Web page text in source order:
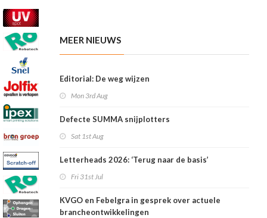
MEER NIEUWS
Editorial: De weg wijzen
Mon 3rd Aug
Defecte SUMMA snijplotters
Sat 1st Aug
Letterheads 2026: ‘Terug naar de basis’
Fri 31st Jul
KVGO en Febelgra in gesprek over actuele
brancheontwikkelingen